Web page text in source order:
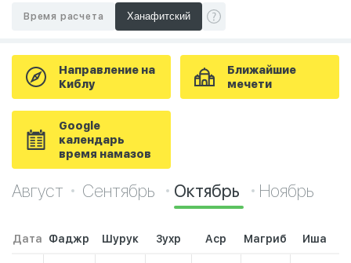
Время расчета
Направление на
Киблу
Ближайшие
мечети
Google
календарь
время намазов
Август Сентябрь Октябрь Ноябрь
Дата Фаджр Шурук Зухр Аср Магриб Иша